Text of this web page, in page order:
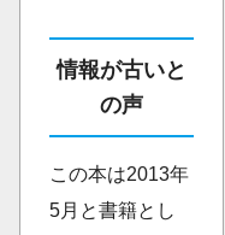
情報が古いと
の声
この本は2013年
5月と書籍とし